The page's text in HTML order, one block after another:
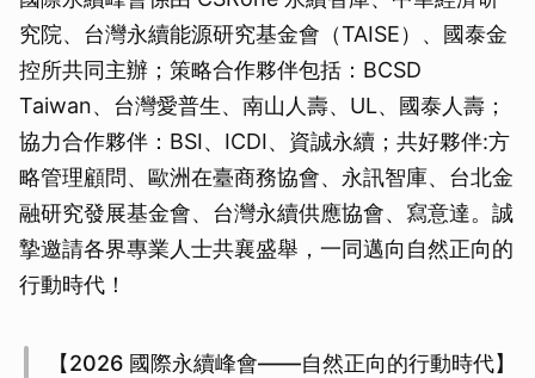
究院、台灣永續能源研究基金會（TAISE）、國泰金
控所共同主辦；策略合作夥伴包括：BCSD
Taiwan、台灣愛普生、南山人壽、UL、國泰人壽；
協力合作夥伴：BSI、ICDI、資誠永續；共好夥伴:方
略管理顧問、歐洲在臺商務協會、永訊智庫、台北金
融研究發展基金會、台灣永續供應協會、寫意達。誠
摯邀請各界專業人士共襄盛舉，一同邁向自然正向的
行動時代！
【2026 國際永續峰會——自然正向的行動時代】